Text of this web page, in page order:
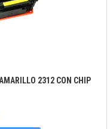
2312 CON CHIP